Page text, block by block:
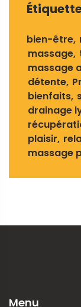
bien-être
massage
massage
détente
bienfaits
drainage
plaisir
massage
Menu